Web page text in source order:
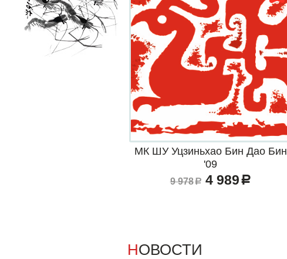
МК ШУ Уцзиньхао Бин Дао Бин
'09
9 978a 4 989 a
НОВОСТИ